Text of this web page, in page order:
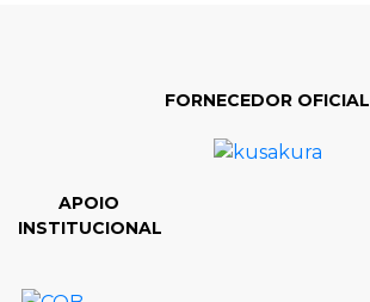
FORNECEDOR OFICIAL
APOIO
INSTITUCIONAL